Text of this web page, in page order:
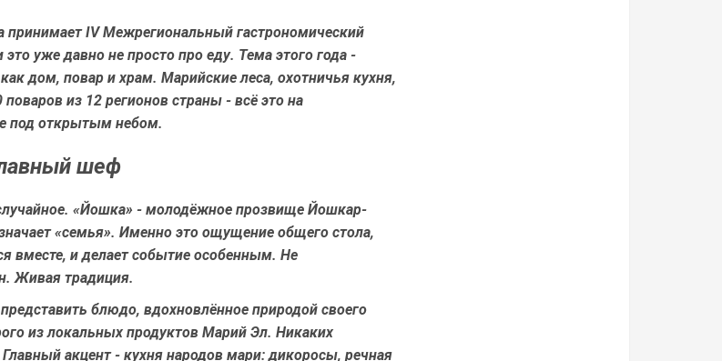
принимает IV Межрегиональный гастрономический
уже давно не просто про еду. Тема этого года -
дом, повар и храм. Марийские леса, охотничья кухня,
из 12 регионов страны - всё это на
под открытым небом.
шеф
«Йошка» - молодёжное прозвище Йошкар-
«семья». Именно это ощущение общего стола,
вместе, и делает событие особенным. Не
Живая традиция.
блюдо, вдохновлённое природой своего
из локальных продуктов Марий Эл. Никаких
акцент - кухня народов мари: дикоросы, речная